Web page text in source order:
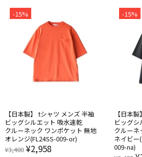
-15%
【日本製】 tシャツ メンズ 半袖
ビッグシルエット 吸水速乾
クルーネック ワンポケット 無地
オレンジ(FL24SS-009-or)
¥3,480 ¥2,958
-15%
【日本
ビッグ
クルーネ
ネイビー
009-na)